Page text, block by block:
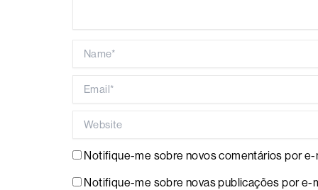
Notifique-me sobre novos comentários por e-
Notifique-me sobre novas publicações por e-